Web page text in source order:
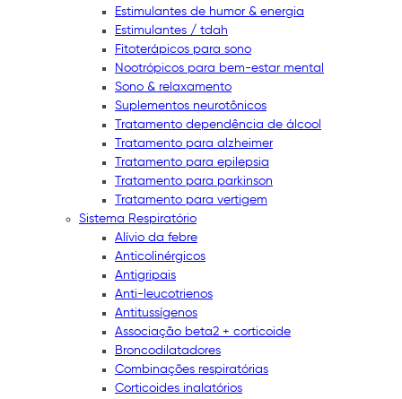
Estimulantes de humor & energia
Estimulantes / tdah
Fitoterápicos para sono
Nootrópicos para bem-estar mental
Sono & relaxamento
Suplementos neurotônicos
Tratamento dependência de álcool
Tratamento para alzheimer
Tratamento para epilepsia
Tratamento para parkinson
Tratamento para vertigem
Sistema Respiratório
Alívio da febre
Anticolinérgicos
Antigripais
Anti-leucotrienos
Antitussígenos
Associação beta2 + corticoide
Broncodilatadores
Combinações respiratórias
Corticoides inalatórios